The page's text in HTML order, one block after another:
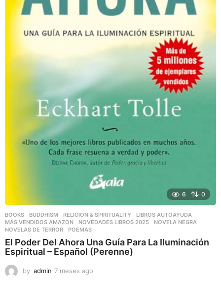
6 0
BOOKS ,BUDDHISM ,RELIGION & SPIRITUALITY LIBROS AUTOAYUDA
MAS VENDIDOS AMAZON
,NOVEDADES LIBROS 2025 ,NOVELA NEGRA
NOVELAS DE TERROR
,POEMAS
El Poder Del Ahora Una Guía Para La Iluminación
Espiritual – Español (Perenne)
by admin 7 meses ago